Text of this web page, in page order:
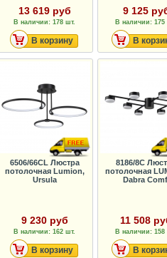
13 619 руб
В наличии: 178 шт.
В корзину
9 125
В наличии: 175
В
6506/66CL Люстра
потолочная Lumion,
Ursula
9 230 руб
В наличии: 162 шт.
В корзину
8186/8C
потолочная
Dabra
11 508
В наличии: 158
В